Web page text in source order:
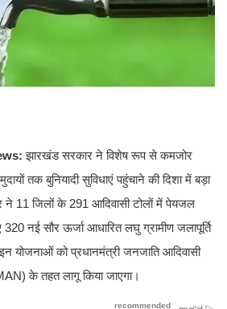
झारखंड सरकार ने विशेष रूप से कमजोर
तक बुनियादी सुविधाएं पहुंचाने की दिशा में बड़ा
ने 11 जिलों के 291 आदिवासी टोलों में पेयजल
नई सौर ऊर्जा आधारित लघु ग्रामीण जलापूर्ति
योजनाओं को प्रधानमंत्री जनजाति आदिवासी
के तहत लागू किया जाएगा।